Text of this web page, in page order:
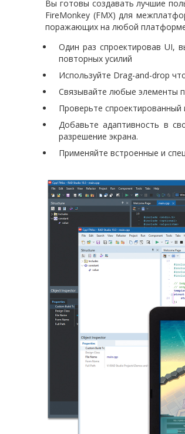
Вы готовы создавать лучшие
FireMonkey (FMX) для
поражающих на любой
Один раз спроектировав UI,
повторных усилий
Используйте Drag-and-drop
Связывайте любые элементы
Проверьте
Добавьте адаптивность в
разрешение экрана.
Применяйте встроенные и